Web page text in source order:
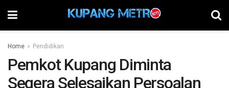
Home Pendidikan
Pemkot Kupang Diminta
Segera Selesaikan Persoalan